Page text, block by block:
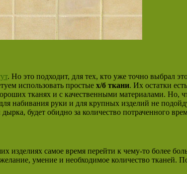
. Но это подходит, для тех, кто уже точно выбрал
использовать простые х/б ткани. Их остатки
тканях и с качественными материалами.
набивания руки и для крупных изделий не
будет обидно за количество потраченного
изделиях самое время перейти к чему-то более
умение и необходимое количество тканей.